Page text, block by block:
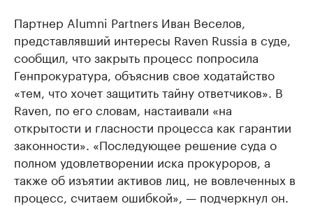
Партнер Alumni Partners Иван Веселов,
представлявший интересы Raven Russia в суде,
сообщил, что закрыть процесс попросила
Генпрокуратура, объяснив свое ходатайство
«тем, что хочет защитить тайну ответчиков». В
Raven, по его словам, настаивали «на
открытости и гласности процесса как гарантии
законности». «Последующее решение суда о
полном удовлетворении иска прокуроров, а
также об изъятии активов лиц, не вовлеченных в
процесс, считаем ошибкой», — подчеркнул он.